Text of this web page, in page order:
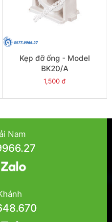
Kẹp đỡ ống - Model
BK20/A
1,500 đ
Nam